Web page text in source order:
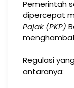
Pemerintah
dipercepat
Pajak (PKP)
Regulasi
antaranya: